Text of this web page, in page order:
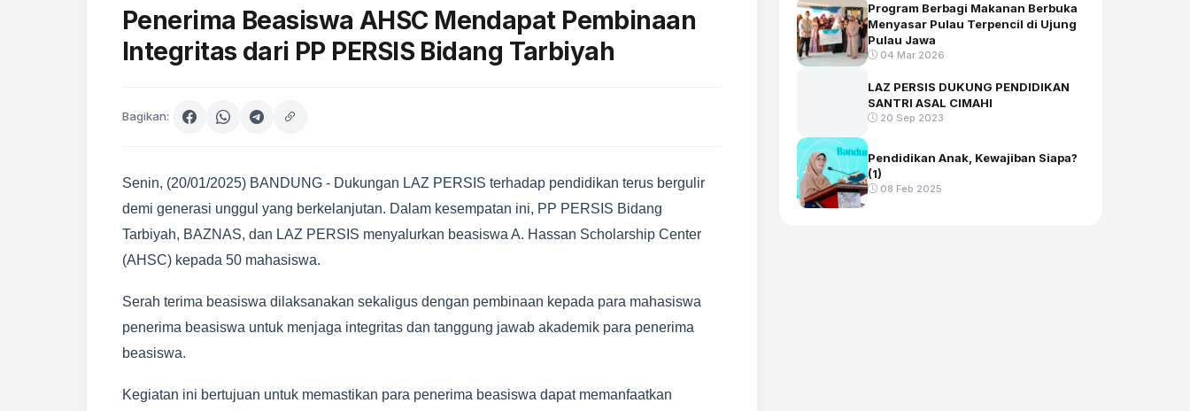
Penerima Beasiswa AHSC Mendapat Pembinaan
Integritas dari PP PERSIS Bidang Tarbiyah
Bagikan:
Senin, (20/01/2025) BANDUNG - Dukungan LAZ PERSIS terhadap pendidikan terus bergulir
demi generasi unggul yang berkelanjutan. Dalam kesempatan ini, PP PERSIS Bidang
Tarbiyah, BAZNAS, dan LAZ PERSIS menyalurkan beasiswa A. Hassan Scholarship Center
(AHSC) kepada 50 mahasiswa.
Serah terima beasiswa dilaksanakan sekaligus dengan pembinaan kepada para mahasiswa
penerima beasiswa untuk menjaga integritas dan tanggung jawab akademik para penerima
beasiswa.
Kegiatan ini bertujuan untuk memastikan para penerima beasiswa dapat memanfaatkan
Program Berbagi Makanan Berbuka
Menyasar Pulau Terpencil di Ujung
Pulau Jawa
04 Mar 2026
LAZ PERSIS DUKUNG PENDIDIKAN
SANTRI ASAL CIMAHI
20 Sep 2023
Pendidikan Anak, Kewajiban Siapa?
(1)
08 Feb 2025